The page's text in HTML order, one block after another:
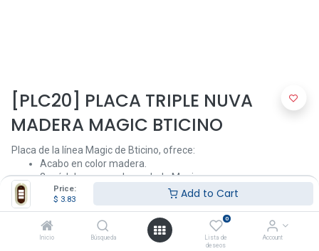
Price:
$ 3.83 Add to Cart
Inicio Búsqueda
0
Lista de
deseos
Account
[PLC20] PLACA TRIPLE NUVA
MADERA MAGIC BTICINO
Placa de la línea Magic de Bticino, ofrece:
Acabo en color madera.
3 módulos para colocar dado Magic.
No incluye dado.
Recomendada desde ambientes residenciales, comerciales,